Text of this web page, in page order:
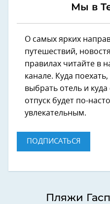
Мы в
О самых ярких
путешествий,
правилах читайте в
канале. Куда
выбрать отель и
отпуск будет по-
увлекательным.
ПОДПИСАТЬСЯ
Пляжи